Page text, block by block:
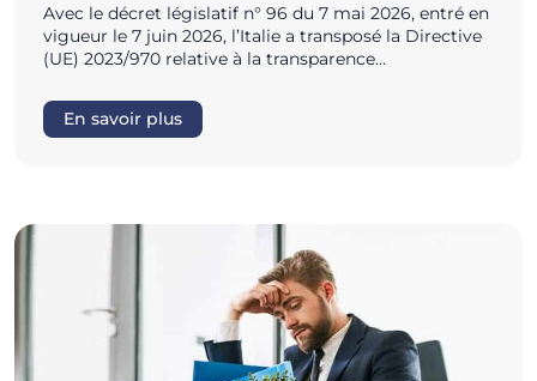
Avec le décret législatif n° 96 du 7 mai 2026, entré en
vigueur le 7 juin 2026, l’Italie a transposé la Directive
(UE) 2023/970 relative à la transparence…
En savoir plus